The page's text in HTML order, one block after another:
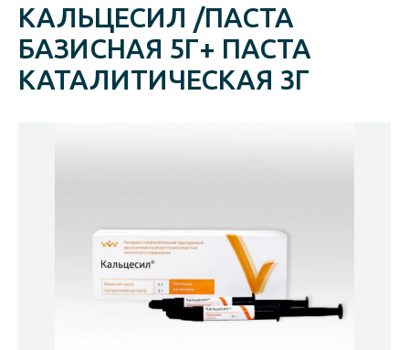
КАЛЬЦЕСИЛ /ПАСТА
БАЗИСНАЯ 5Г+ ПАСТА
КАТАЛИТИЧЕСКАЯ 3Г